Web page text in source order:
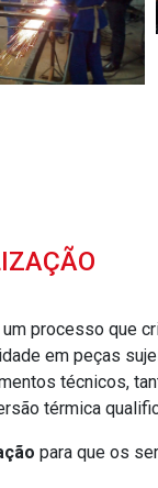
processo que
em peças
técnicos,
térmica
para que os